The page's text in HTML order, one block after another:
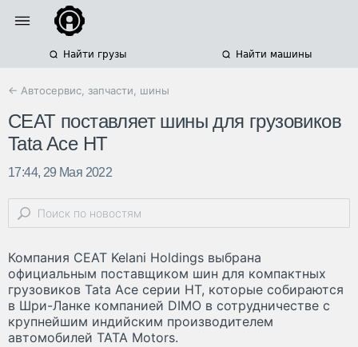
Найти грузы Найти машины
← Автосервис, запчасти, шины
CEAT поставляет шины для грузовиков
Tata Ace HT
17:44, 29 Мая 2022
Компания CEAT Kelani Holdings выбрана
официальным поставщиком шин для компактных
грузовиков Tata Ace серии HT, которые собираются
в Шри-Ланке компанией DIMO в сотрудничестве с
крупнейшим индийским производителем
автомобилей TATA Motors.